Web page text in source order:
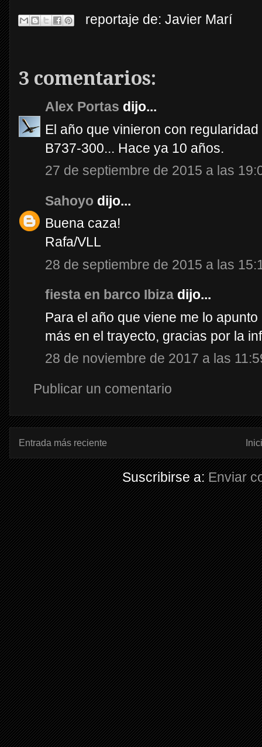
reportaje de: Javier Marí
3 comentarios:
Alex Portas dijo...
El año que vinieron con
B737-300... Hace ya 10 años.
27 de septiembre de 2015 a las
Sahoyo dijo...
Buena caza!
Rafa/VLL
28 de septiembre de 2015 a las
fiesta en barco Ibiza dijo...
Para el año que viene me lo
más en el trayecto, gracias por la
28 de noviembre de 2017 a las
Publicar un comentario
Entrada más reciente
Suscribirse a:Enviar